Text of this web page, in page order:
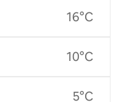
16°C
10°C
5°C